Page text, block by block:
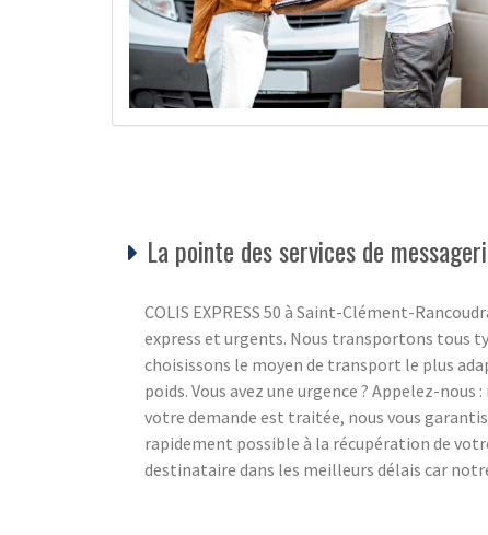
La pointe des services de
COLIS EXPRESS 50 à Saint-Clément-
express et urgents. Nous transportons tous
choisissons le moyen de transport le plus
poids. Vous avez une urgence ? Appelez-
votre demande est traitée, nous vous
rapidement possible à la récupération de
destinataire dans les meilleurs délais car